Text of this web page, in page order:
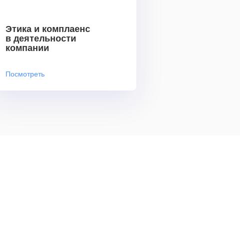
Этика и комплаенс
в деятельности
компании
Посмотреть